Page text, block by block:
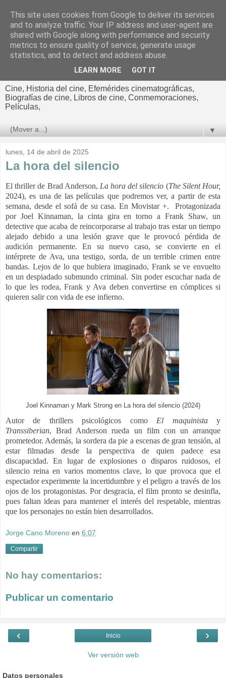
El cultural
cinematográfico de Jorge
Cine, Historia del cine, Efemérides cinematográficas,
Biografías de cine, Libros de cine, Conmemoraciones,
Películas,
▼
lunes, 14 de abril de 2025
La hora del silencio
El thriller de Brad Anderson, La hora del silencio (The Silent Hour,
2024), es una de las películas que podremos ver, a partir de esta
semana, desde el sofá de su casa. En Movistar +. Protagonizada
por Joel Kinnaman, la cinta gira en torno a Frank Shaw, un
detective que acaba de reincorporarse al trabajo tras estar un tiempo
alejado debido a una lesión grave que le provocó pérdida de
audición permanente. En su nuevo caso, se convierte en el
intérprete de Ava, una testigo, sorda, de un terrible crimen entre
bandas. Lejos de lo que hubiera imaginado, Frank se ve envuelto
en un despiadado submundo criminal. Sin poder escuchar nada de
lo que les rodea, Frank y Ava deben convertirse en cómplices si
quieren salir con vida de ese infierno.
Joel Kinnaman y Mark Strong en La hora del silencio (2024)
Autor de thrillers psicológicos como El maquinistay
Transsiberian, Brad Anderson rueda un film con un arranque
prometedor. Además, la sordera da pie a escenas de gran tensión, al
estar filmadas desde la perspectiva de quien padece esa
discapacidad. En lugar de explosiones o disparos ruidosos, el
silencio reina en varios momentos clave, lo que provoca que el
espectador experimente la incertidumbre y el peligro a través de los
ojos de los protagonistas. Por desgracia, el film pronto se desinfla,
pues faltan ideas para mantener el interés del respetable, mientras
que los personajes no están bien desarrollados.
Jorge Cano Moreno en 6:07
Compartir
No hay comentarios:
Publicar un comentario
‹ ›
Inicio
Ver versión web
Datos personales
This site uses cookies from Google to deliver its services
and to analyze traffic. Your IP address and user-agent are
shared with Google along with performance and security
metrics to ensure quality of service, generate usage
statistics, and to detect and address abuse.
LEARN MORE GOT IT